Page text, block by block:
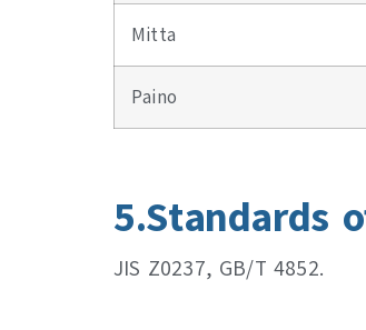
Mitta
Paino
5.Standards
JIS Z0237, GB/T 4852.